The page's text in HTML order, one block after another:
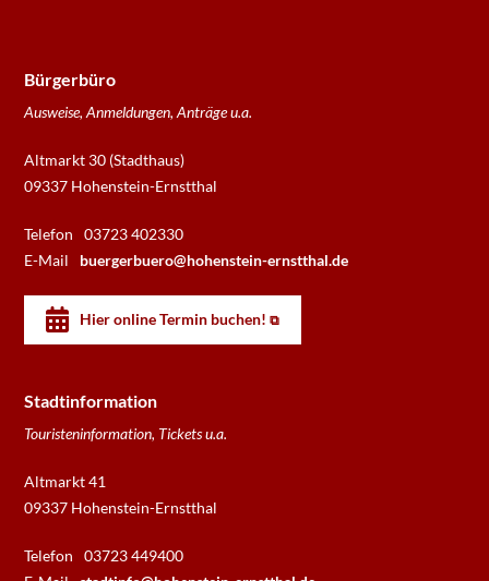
Bürgerbüro
Ausweise, Anmeldungen, Anträge u.a.
Altmarkt 30 (Stadthaus)
09337 Hohenstein-Ernstthal
Telefon
03723 402330
E-Mail
buergerbuero@hohenstein-ernstthal.de
Hier online Termin buchen!
Stadtinformation
Touristeninformation, Tickets u.a.
Altmarkt 41
09337 Hohenstein-Ernstthal
Telefon
03723 449400